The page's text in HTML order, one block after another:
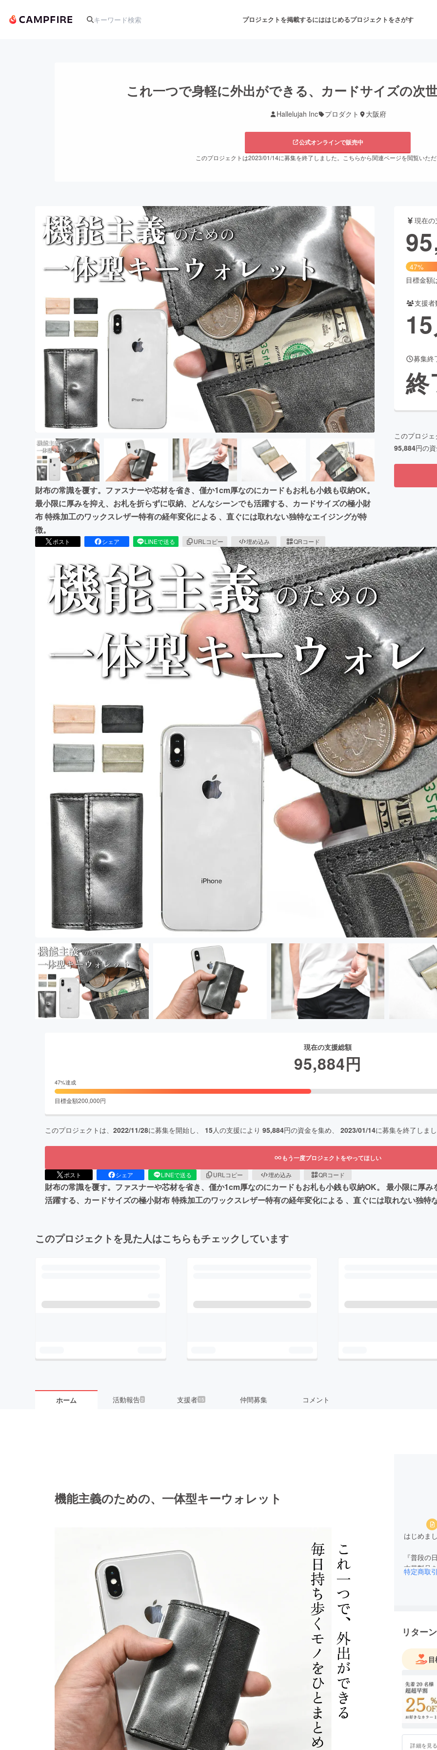
プロジェクトを掲載するにははじめるプロジェクトをさがす
人気のプロジェクト 注目のリターン 注目の新着プロジェクト 募集終了が近いプロジェクト
舞台・パフォーマンス
ゲーム・サービス開発 フード・飲食店
まちづくり・地域活性化
CAMPFIRE for Social GoodCAMPFIRE Creation
CAMPFIREふるさと納税machi-yaコミュニティ
これ一つで身軽に外出ができる、カードサイズの次
Hallelujah Inc プロダクト 大阪府
公式オンラインで販売中
このプロジェクトは2023/01/14に募集を終了しました。こちらから関連ページを閲覧いた
財布の常識を覆す。ファスナーや芯材を省き、僅か1cm厚なのにカードもお札も小銭も収納OK。
最小限に厚みを抑え、お札を折らずに収納、どんなシーンでも活躍する、カードサイズの極小財
布 特殊加工のワックスレザー特有の経年変化による 、直ぐには取れない独特なエイジングが特
徴。
ポスト シェア LINEで送る URLコピー 埋め込み QRコード
現在
47%
目標金額
支援者
15
募集終
終
このプロジ
95,884円の
現在の支援総額
95,884円
47%達成
目標金額200,000円
このプロジェクトは、 2022/11/28に募集を開始し、 15人の支援により 95,884円の資金を集め、 2023/01/14に募集を終了しま
もう一度プロジェクトをやってほしい
ポスト シェア LINEで送る URLコピー 埋め込み QRコード
財布の常識を覆す。ファスナーや芯材を省き、僅か1cm厚なのにカードもお札も小銭も収納OK。 最小限に厚
活躍する、カードサイズの極小財布 特殊加工のワックスレザー特有の経年変化による 、直ぐには取れない独特
このプロジェクトを見た人はこちらもチェックしています
ホーム 活動報告2 支援者 15 仲間募集 コメント
機能主義のための、一体型キーウォレット
はじめま
『普段の
本革製品
特定商取
リター
詳細を見